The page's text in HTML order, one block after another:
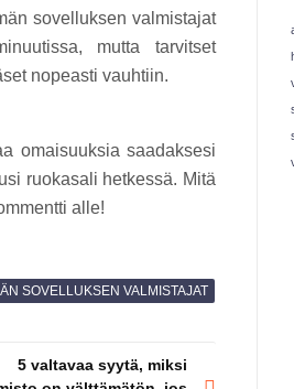
sovelluksen valmistajat
mutta tarvitset
nopeasti vauhtiin.
omaisuuksia saadaksesi
ruokasali hetkessä. Mitä
alle!
SOVELLUKSEN VALMISTAJAT
5 valtavaa syytä, miksi